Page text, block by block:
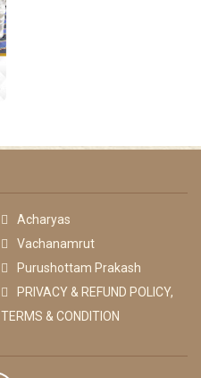
Acharyas
Vachanamrut
Purushottam Prakash
PRIVACY & REFUND POLICY,
TERMS & CONDITION